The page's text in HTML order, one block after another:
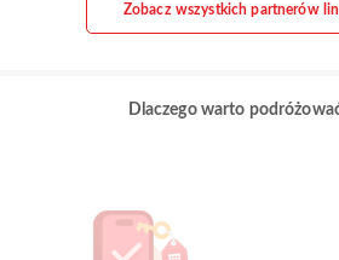
Zobacz wszystkich partnerów
Dlaczego warto